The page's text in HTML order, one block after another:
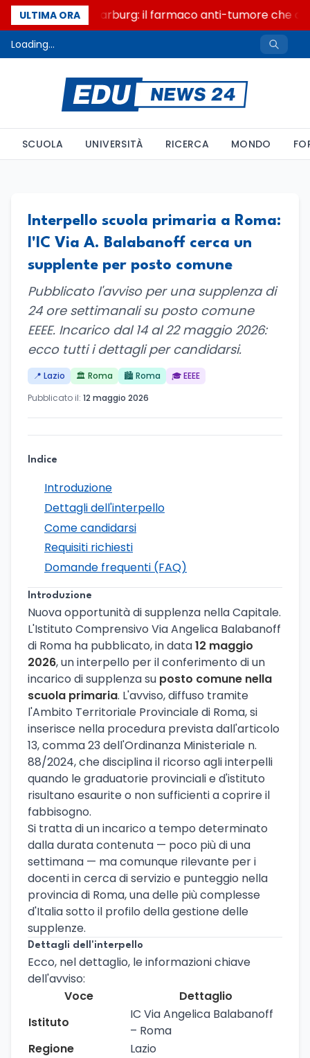
ULTIMA ORA
Un secolo di Warburg: il farmaco anti-tumore che
Loading...
SCUOLA UNIVERSITÀ RICERCA MONDO
Interpello scuola primaria a Roma:
l'IC Via A. Balabanoff cerca un
supplente per posto comune
Pubblicato l'avviso per una supplenza di
24 ore settimanali su posto comune
EEEE. Incarico dal 14 al 22 maggio 2026:
ecco tutti i dettagli per candidarsi.
📍 Lazio 🏛️ Roma 🏙️ Roma
🎓 EEEE
Pubblicato il: 12 maggio 2026
Indice
Introduzione
Dettagli dell'interpello
Come candidarsi
Requisiti richiesti
Domande frequenti (FAQ)
Introduzione
Nuova opportunità di supplenza nella Capitale.
L'Istituto Comprensivo Via Angelica Balabanoff
di Roma ha pubblicato, in data12 maggio
2026, un interpello per il conferimento di un
incarico di supplenza su posto comune nella
scuola primaria. L'avviso, diffuso tramite
l'Ambito Territoriale Provinciale di Roma, si
inserisce nella procedura prevista dall'articolo
13, comma 23 dell'Ordinanza Ministeriale n.
88/2024, che disciplina il ricorso agli interpelli
quando le graduatorie provinciali e d'istituto
risultano esaurite o non sufficienti a coprire il
fabbisogno.
Si tratta di un incarico a tempo determinato
dalla durata contenuta — poco più di una
settimana — ma comunque rilevante per i
docenti in cerca di servizio e punteggio nella
provincia di Roma, una delle più complesse
d'Italia sotto il profilo della gestione delle
supplenze.
Dettagli dell'interpello
Ecco, nel dettaglio, le informazioni chiave
dell'avviso:
Voce
Dettaglio
Istituto
IC Via Angelica Balabanoff
– Roma
Regione
Lazio